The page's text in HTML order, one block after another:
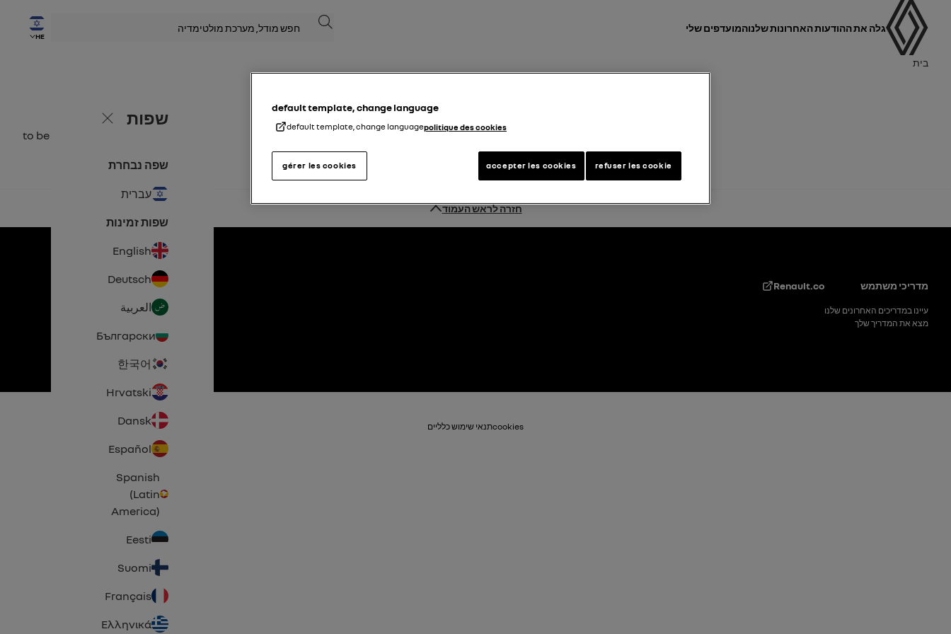
מדריך למשתמש
ניווט ראשי
גלה את ההודעות האחרונות שלנו המועדפים שלי
לְחַפֵּשׂ
HE
שפות סגור
שפה נבחרת
עברית
שפות זמינות
English
Deutsch
العربية
Български
한국어
Hrvatski
Dansk
Español
Spanish
(Latin
America)
Eesti
Suomi
Français
Ελληνικά
נתיב ניווט
בית
to be completed
חזרה לראש העמוד
טקסט תחתון
מדריכי משתמש
עיינו במדריכים האחרונים שלנו
מצא את המדריך שלך
Renault.co
cookiesתנאי שימוש כלליים
default template, change language
default template, change languagepolitique des cookies
refuser les cookie
accepter les cookies
gérer les cookies